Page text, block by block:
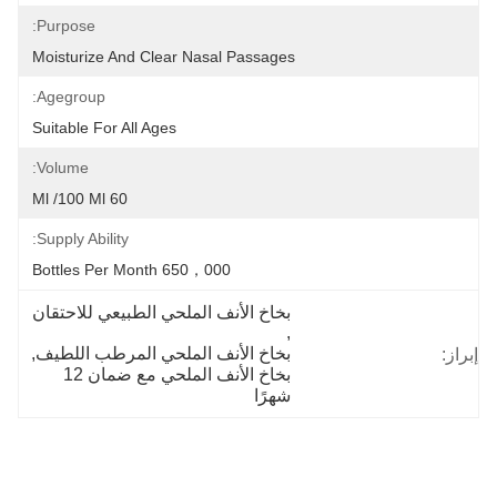
Purpose:
Moisturize And Clear Nasal Passages
Agegroup:
Suitable For All Ages
Volume:
60 Ml /100 Ml
Supply Ability:
650，000 Bottles Per Month
إبراز:
بخاخ الأنف الملحي الطبيعي للاحتقان
,
بخاخ الأنف الملحي المرطب اللطيف ,
بخاخ الأنف الملحي مع ضمان 12
شهرًا